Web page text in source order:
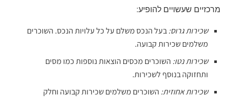
מרכזיים שעשויים להופיע:
שכירות גרוס:בעל הנכס משלם על כל עלויות הנכס. השוכרים
משלמים שכירות קבועה.
שכירות נטו: השוכרים מכסים הוצאות נוספות כמו מסים
ותחזוקה בנוסף לשכירות.
שכירות אחוזית: השוכרים משלמים שכירות קבועה וחלק